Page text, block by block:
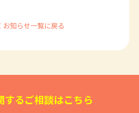
お知らせ一覧に戻る
するご相談はこちら